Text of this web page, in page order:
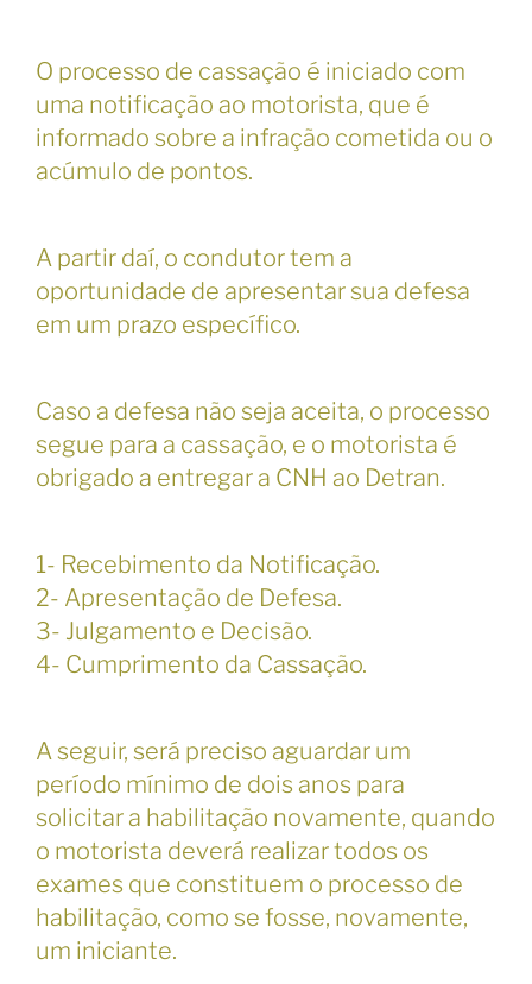
O processo de cassação é iniciado com
uma notificação ao motorista, que é
informado sobre a infração cometida ou o
acúmulo de pontos.
A partir daí, o condutor tem a
oportunidade de apresentar sua defesa
em um prazo específico.
Caso a defesa não seja aceita, o processo
segue para a cassação, e o motorista é
obrigado a entregar a CNH ao Detran.
1- Recebimento da Notificação.
2- Apresentação de Defesa.
3- Julgamento e Decisão.
4- Cumprimento da Cassação.
A seguir, será preciso aguardar um
período mínimo de dois anos para
solicitar a habilitação novamente, quando
o motorista deverá realizar todos os
exames que constituem o processo de
habilitação, como se fosse, novamente,
um iniciante.